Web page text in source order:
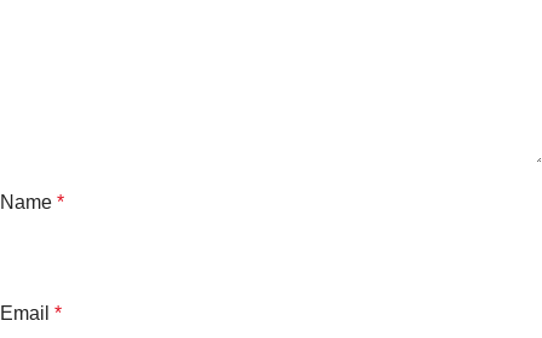
Name *
Email *